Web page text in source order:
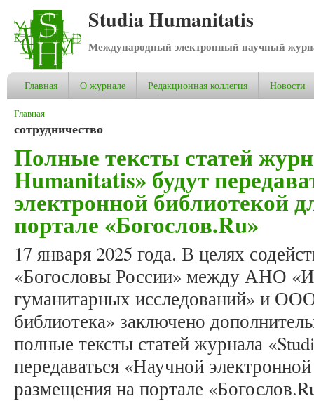
Studia Humanitatis
Международный электронный научный
Главная О журнале Редакционная коллегия Новости
Вы здесь
Главная
сотрудничество
Полные тексты статей
Humanitatis» будут
электронной библиотекой
портале «Богослов.Ru»
17 января 2025 года. В целях
«Богословы России» между АНО
гуманитарных исследований» и
библиотека» заключено
полные тексты статей журнала
передаваться «Научной
размещения на портале